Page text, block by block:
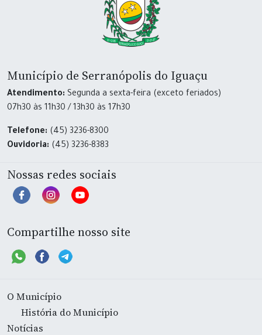
Município de Serranópolis do Iguaçu
Atendimento: Segunda a sexta-feira (exceto feriados)
07h30 às 11h30 / 13h30 às 17h30
Telefone: (45) 3236-8300
Ouvidoria: (45) 3236-8383
Nossas redes sociais
Compartilhe nosso site
O Município
História do Município
Notícias